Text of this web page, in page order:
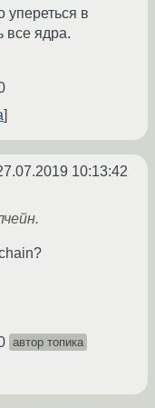
в
все ядра.
10:13:42
автор топика